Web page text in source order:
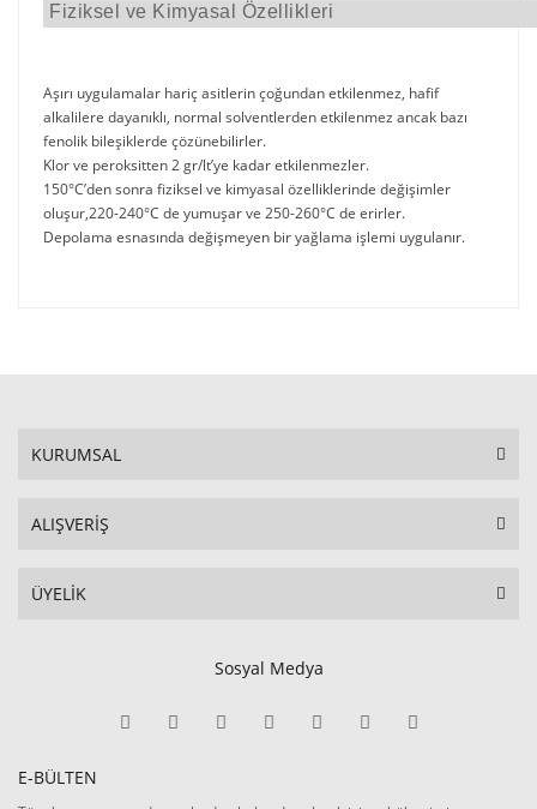
Fiziksel ve Kimyasal Özellikleri
Aşırı uygulamalar hariç asitlerin çoğundan etkilenmez, hafif
alkalilere dayanıklı, normal solventlerden etkilenmez ancak bazı
fenolik bileşiklerde çözünebilirler.
Klor ve peroksitten 2 gr/lt’ye kadar etkilenmezler.
150°C’den sonra fiziksel ve kimyasal özelliklerinde değişimler
oluşur,220-240°C de yumuşar ve 250-260°C de erirler.
Depolama esnasında değişmeyen bir yağlama işlemi uygulanır.
KURUMSAL
ALIŞVERİŞ
ÜYELİK
Sosyal Medya
E-BÜLTEN